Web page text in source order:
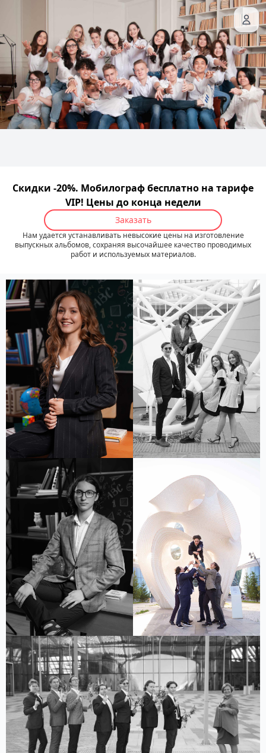
Скидки -20%. Мобилограф бесплатно на тарифе
VIP! Цены до конца недели
Заказать
Нам удается устанавливать невысокие цены на изготовление
выпускных альбомов, сохраняя высочайшее качество проводимых
работ и используемых материалов.